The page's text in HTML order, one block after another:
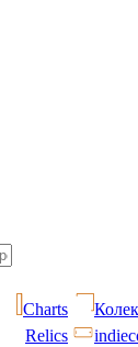
Charts
Relics